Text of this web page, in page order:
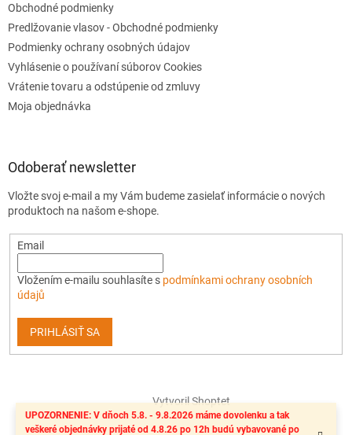
UPOZORNENIE: V dňoch 5.8. - 9.8.2026 máme dovolenku a tak
veškeré objednávky prijaté od 4.8.26 po 12h budú vybavované po
Obchodné podmienky
Predlžovanie vlasov - Obchodné podmienky
Podmienky ochrany osobných údajov
Vyhlásenie o používaní súborov Cookies
Vrátenie tovaru a odstúpenie od zmluvy
Moja objednávka
Odoberať newsletter
Vložte svoj e-mail a my Vám budeme zasielať informácie o nových
produktoch na našom e-shope.
Email
Vložením e-mailu souhlasíte s podmínkami ochrany osobních
údajů
PRIHLÁSIŤ SA
Vytvoril Shoptet